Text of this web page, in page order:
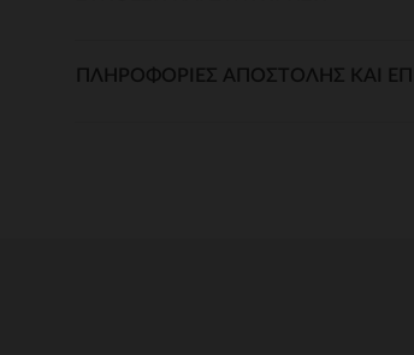
ΠΛΗΡΟΦΟΡΊΕΣ ΑΠΟΣΤΟΛΉΣ ΚΑΙ